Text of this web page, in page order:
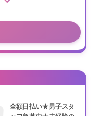
全額日払い★男子スタ